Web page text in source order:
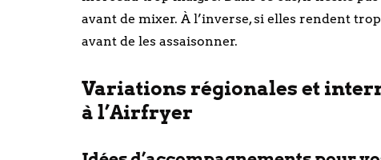
avant de mixer. À l’inverse, si elles rendent
avant de les assaisonner.
Variations régionales et
à l’Airfryer